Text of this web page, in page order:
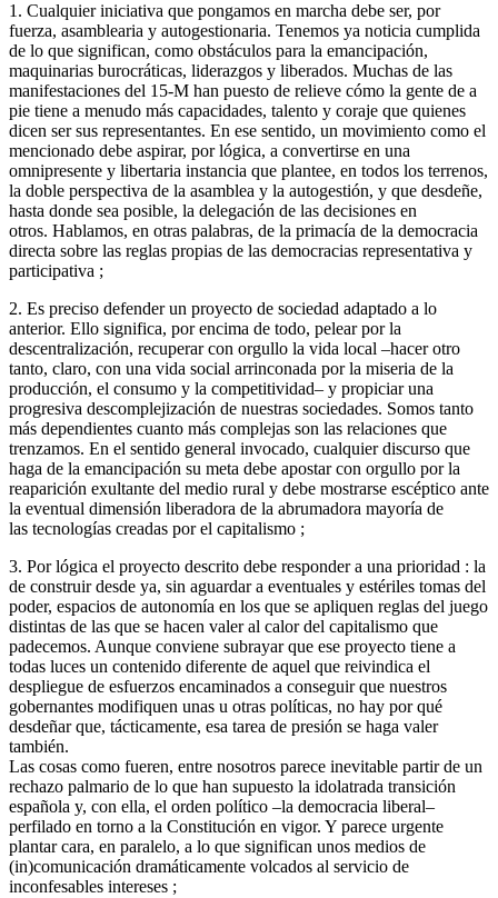
1. Cualquier iniciativa que pongamos en marcha debe ser, por
fuerza, asamblearia y autogestionaria. Tenemos ya noticia cumplida
de lo que significan, como obstáculos para la emancipación,
maquinarias burocráticas, liderazgos y liberados. Muchas de las
manifestaciones del 15-M han puesto de relieve cómo la gente de a
pie tiene a menudo más capacidades, talento y coraje que quienes
dicen ser sus representantes. En ese sentido, un movimiento como el
mencionado debe aspirar, por lógica, a convertirse en una
omnipresente y libertaria instancia que plantee, en todos los terrenos,
la doble perspectiva de la asamblea y la autogestión, y que desdeñe,
hasta donde sea posible, la delegación de las decisiones en
otros. Hablamos, en otras palabras, de la primacía de la democracia
directa sobre las reglas propias de las democracias representativa y
participativa ;
2. Es preciso defender un proyecto de sociedad adaptado a lo
anterior. Ello significa, por encima de todo, pelear por la
descentralización, recuperar con orgullo la vida local –hacer otro
tanto, claro, con una vida social arrinconada por la miseria de la
producción, el consumo y la competitividad– y propiciar una
progresiva descomplejización de nuestras sociedades. Somos tanto
más dependientes cuanto más complejas son las relaciones que
trenzamos. En el sentido general invocado, cualquier discurso que
haga de la emancipación su meta debe apostar con orgullo por la
reaparición exultante del medio rural y debe mostrarse escéptico ante
la eventual dimensión liberadora de la abrumadora mayoría de
las tecnologías creadas por el capitalismo ;
3. Por lógica el proyecto descrito debe responder a una prioridad : la
de construir desde ya, sin aguardar a eventuales y estériles tomas del
poder, espacios de autonomía en los que se apliquen reglas del juego
distintas de las que se hacen valer al calor del capitalismo que
padecemos. Aunque conviene subrayar que ese proyecto tiene a
todas luces un contenido diferente de aquel que reivindica el
despliegue de esfuerzos encaminados a conseguir que nuestros
gobernantes modifiquen unas u otras políticas, no hay por qué
desdeñar que, tácticamente, esa tarea de presión se haga valer
también.
Las cosas como fueren, entre nosotros parece inevitable partir de un
rechazo palmario de lo que han supuesto la idolatrada transición
española y, con ella, el orden político –la democracia liberal–
perfilado en torno a la Constitución en vigor. Y parece urgente
plantar cara, en paralelo, a lo que significan unos medios de
(in)comunicación dramáticamente volcados al servicio de
inconfesables intereses ;